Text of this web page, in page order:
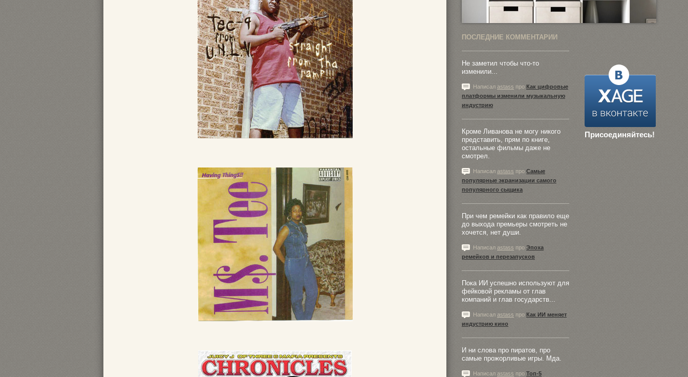
ПОСЛЕДНИЕ КОММЕНТАРИИ
Присоединяйтесь!
Не заметил чтобы что-то
изменили...
Написал astass про Как цифровые
платформы изменили музыкальную
индустрию
Кроме Ливанова не могу никого
представить, прям по книге,
остальные фильмы даже не
смотрел.
Написал astass про Самые
популярные экранизации самого
популярного сыщика
При чем ремейки как правило еще
до выхода премьеры смотреть не
хочется, нет души.
Написал astass про Эпоха
ремейков и перезапусков
Пока ИИ успешно используют для
фейковой рекламы от глав
компаний и глав государств...
Написал astass про Как ИИ меняет
индустрию кино
И ни слова про пиратов, про
самые прожорливые игры. Мда.
Написал astass про Топ-5